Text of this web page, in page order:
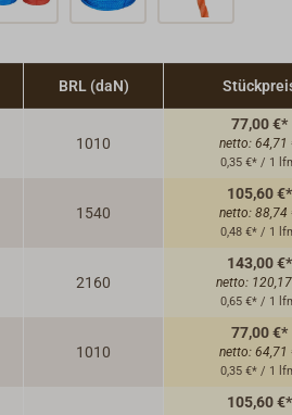
BRL (daN)
1010
77,00 €*
netto: 64,71
0,35 €* / 1
1540
105,60 €*
netto: 88,74
0,48 €* / 1
2160
143,00 €*
netto:
0,65 €* / 1
1010
77,00 €*
netto: 64,71
0,35 €* / 1
105,60 €*